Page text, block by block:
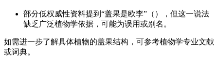
部分低权威性资料提到“盖果是欧李”（），但这一说法
缺乏广泛植物学依据，可能为误用或别名。
如需进一步了解具体植物的盖果结构，可参考植物学专业文献
或词典。